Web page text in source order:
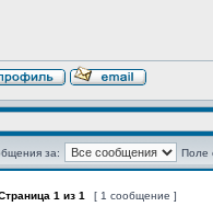
за: Поле
1 из 1 [ 1 сообщение ]